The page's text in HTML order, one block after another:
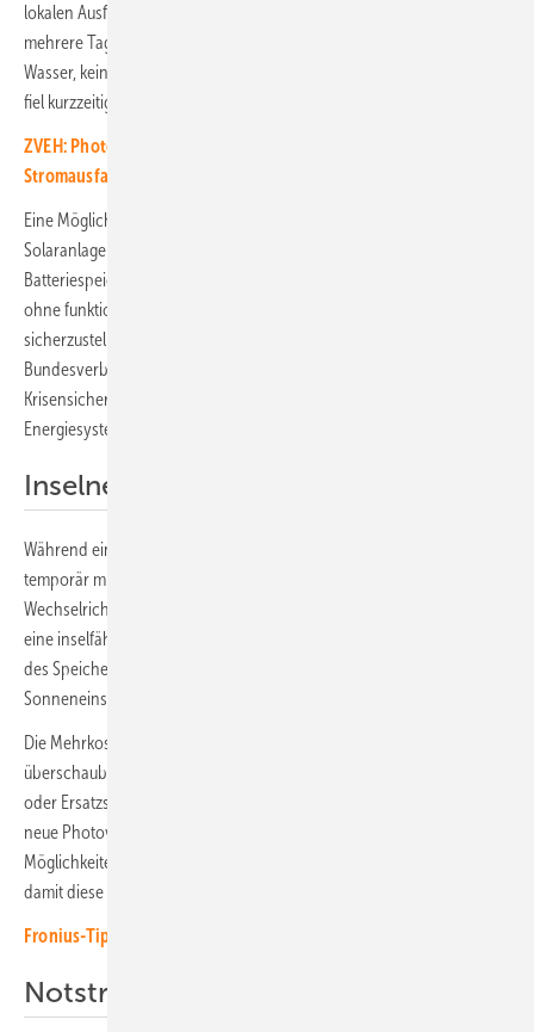
lokalen Ausfällen. Unlängst waren Teile des Berliner Südwestens
mehrere Tage ohne Strom. Keine Elektrizität, kein Mobilfunk, kein
Wasser, keine Heizung – die Folgen sind gravierend. Auch in Stuttgart
fiel kurzzeitig der Strom aus.
ZVEH: Photovoltaik und Speicher schützen vor großflächigem
Stromausfall
Eine Möglichkeit, sich gegen Stromausfälle zu wappnen, sind
Solaranlagen mit Not- oder Ersatzstromfunktionen und
Batteriespeicher. „Photovoltaik ist in der Lage, im Notfall dezentral und
ohne funktionierenden Netzzugang die Energieversorgung
sicherzustellen“, erläutert Carsten Körnig, Hauptgeschäftsführer des
Bundesverbandes Solarwirtschaft (BSW-Solar). „Das dient der
Krisensicherheit der Betreiber und steigert die Resilienz unseres
Energiesystems.“
Inselnetz im Gebäude aufbauen
Während eines Stromausfalls können Batteriespeicher die Haushalte
temporär mit Strom versorgen. Voraussetzung sind inselfähige
Wechselrichter, die im Gebäude ein lokales Netz aufbauen. Wie lange
eine inselfähige Solaranlage Strom liefern kann, hängt von der Größe
des Speichers, vom Stromverbrauch sowie von der
Sonneneinstrahlung während der Netzstörung ab.
Die Mehrkosten für die technische Ausstattung sind in der Regel
überschaubar. Bei Bestandsanlagen ist die Nachrüstung mit Notstrom
oder Ersatzstrom in vielen Fällen problemlos möglich. „Wer sich eine
neue Photovoltaikanlage anschaffen möchte, sollte sich zu den
Möglichkeiten einer Not- und Ersatzstromfunktion beraten lassen,
damit diese auf Wunsch im Krisenfall sofort verfügbar sind“, rät Körnig.
Fronius-Tipp: Stabile Versorgung bei Netzausfall
Notstrom oder Ersatzstrom?